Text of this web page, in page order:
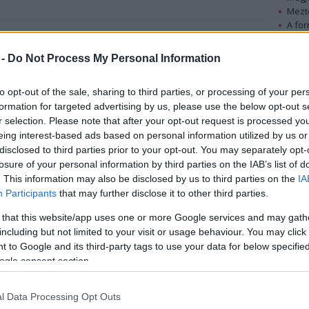
Do Not Process My Personal Information
opt-out of the sale, sharing to third parties, or processing of your
for targeted advertising by us, please use the below opt-out
selection. Please note that after your opt-out request is processed
interest-based ads based on personal information utilized by us
to third parties prior to your opt-out. You may separately
of your personal information by third parties on the IAB’s list of
This information may also be disclosed by us to third parties on the
Participants that may further disclose it to other third parties.
that this website/app uses one or more Google services and may
but not limited to your visit or usage behaviour. You may
to Google and its third-party tags to use your data for below
consent section.
Data Processing Opt Outs
A világ egyik legismertebb gyűjtője egyik
London Chelsea negyedében lévő galériáját és
vele együtt mintegy 200 darab, összesen 25 millió
font (8,7 milliárd forint) értékű műtárgyat
adományoz Nagy-Britanniának Charles Saatchi
neves brit műgyűjtő, hogy ezzel megteremtse egy
új modern művészeti múzeum alapjait a brit
fővárosban.
A műgyűjtő csütörtökön jelentette be, hogy
mintegy 200 műalkotást, köztük Tracy Emintől és
Grayson Perrytől származó munkákat adományoz
a brit kormánynak, valamint a 6500
négyzetméteres londoni Saatchi Galériát is,
amelyet átkereszteltek Kortárs Művészetek
A
A